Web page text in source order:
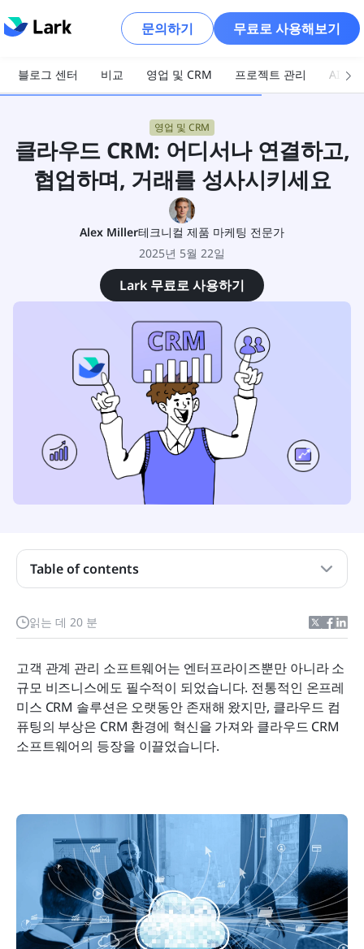
문의하기 무료로 사용해보기
블로그 센터 비교 영업 및 CRM 프로젝트 관리 AI 및
영업 및 CRM
클라우드 CRM: 어디서나 연결하고,
협업하며, 거래를 성사시키세요
Alex Miller테크니컬 제품 마케팅 전문가
2025년 5월 22일
Lark 무료로 사용하기
읽는 데 20 분
고객 관계 관리 소프트웨어는 엔터프라이즈뿐만 아니라 소
규모 비즈니스에도 필수적이 되었습니다. 전통적인 온프레
미스 CRM 솔루션은 오랫동안 존재해 왔지만, 클라우드 컴
퓨팅의 부상은 CRM 환경에 혁신을 가져와 클라우드 CRM
소프트웨어의 등장을 이끌었습니다.
Table of contents
고객 관계 관리란 무엇인가요?
클라우드 기반 CRM의 주요 기능은 무엇인가요?
클라우드 CRM 대 온프레미스 CRM
비즈니스에 완벽하게 맞는 클라우드 기반 CRM 5선
클라우드 CRM 선택 방법: 성공을 위한 단계별 가이